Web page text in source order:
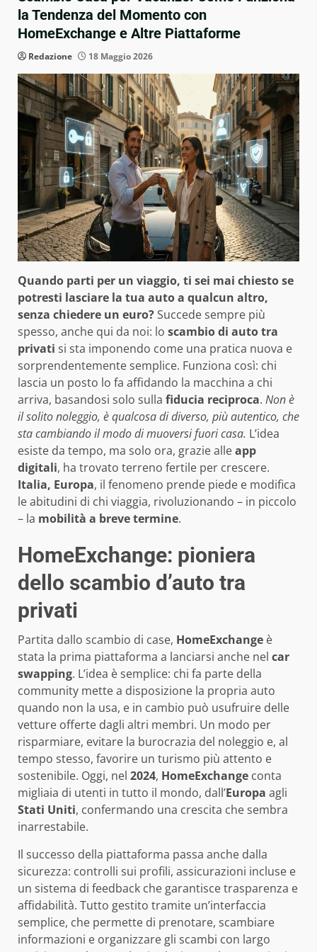
la Tendenza del Momento con
HomeExchange e Altre Piattaforme
Redazione 18 Maggio 2026
Quando parti per un viaggio, ti sei mai chiesto se
potresti lasciare la tua auto a qualcun altro,
senza chiedere un euro?Succede sempre più
spesso, anche qui da noi: lo scambio di auto tra
privati si sta imponendo come una pratica nuova e
sorprendentemente semplice. Funziona così: chi
lascia un posto lo fa affidando la macchina a chi
arriva, basandosi solo sulla fiducia reciproca. Non è
il solito noleggio, è qualcosa di diverso, più autentico, che
sta cambiando il modo di muoversi fuori casa. L’idea
esiste da tempo, ma solo ora, grazie alleapp
digitali, ha trovato terreno fertile per crescere.
Italia, Europa, il fenomeno prende piede e modifica
le abitudini di chi viaggia, rivoluzionando – in piccolo
– la mobilità a breve termine.
HomeExchange: pioniera
dello scambio d’auto tra
privati
Partita dallo scambio di case, HomeExchange è
stata la prima piattaforma a lanciarsi anche nel car
swapping. L’idea è semplice: chi fa parte della
community mette a disposizione la propria auto
quando non la usa, e in cambio può usufruire delle
vetture offerte dagli altri membri. Un modo per
risparmiare, evitare la burocrazia del noleggio e, al
tempo stesso, favorire un turismo più attento e
sostenibile. Oggi, nel 2024, HomeExchange conta
migliaia di utenti in tutto il mondo, dall’Europa agli
Stati Uniti, confermando una crescita che sembra
inarrestabile.
Il successo della piattaforma passa anche dalla
sicurezza: controlli sui profili, assicurazioni incluse e
un sistema di feedback che garantisce trasparenza e
affidabilità. Tutto gestito tramite un’interfaccia
semplice, che permette di prenotare, scambiare
informazioni e organizzare gli scambi con largo